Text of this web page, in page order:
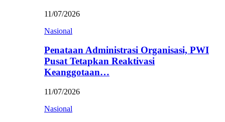
11/07/2026
Nasional
Penataan Administrasi Organisasi, PWI
Pusat Tetapkan Reaktivasi
Keanggotaan…
11/07/2026
Nasional